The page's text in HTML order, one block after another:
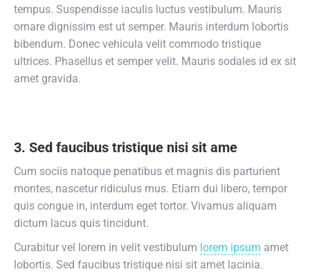
tempus. Suspendisse iaculis luctus vestibulum. Mauris
ornare dignissim est ut semper. Mauris interdum lobortis
bibendum. Donec vehicula velit commodo tristique
ultrices. Phasellus et semper velit. Mauris sodales id ex sit
amet gravida.
3. Sed faucibus tristique nisi sit ame
Cum sociis natoque penatibus et magnis dis parturient
montes, nascetur ridiculus mus. Etiam dui libero, tempor
quis congue in, interdum eget tortor. Vivamus aliquam
dictum lacus quis tincidunt.
Curabitur vel lorem in velit vestibulum lorem ipsum amet
lobortis. Sed faucibus tristique nisi sit amet lacinia.